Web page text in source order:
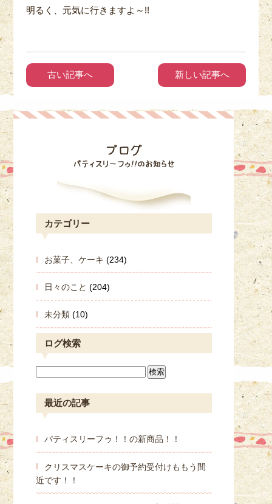
明るく、元気に行きますよ～!!
古い記事へ 新しい記事へ
カテゴリー
お菓子、ケーキ (234)
日々のこと (204)
未分類 (10)
ログ検索
最近の記事
パティスリーフゥ！！の新商品！！
クリスマスケーキの御予約受付けももう間
近です！！